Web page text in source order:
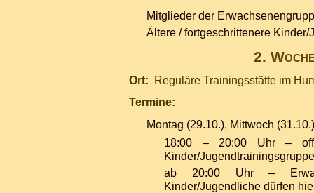
Mitglieder der
Ältere / fortgeschrittenere Kinder/
2.
Ort: Reguläre Trainingsstätte im
Termine:
Montag (29.10.), Mittwoch
18:00 – 20:00 Uhr –
Kinder/
ab 20:00 Uhr –
Kinder/Jugendliche dürfen